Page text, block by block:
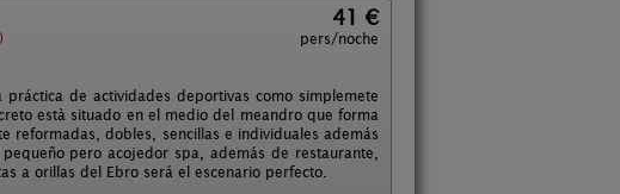
41 €
pers/noche
de actividades deportivas como simplemete
està situado en el medio del meandro que forma
reformadas, dobles, sencillas e individuales además
pero acojedor spa, además de restaurante,
a orillas del Ebro será el escenario perfecto.